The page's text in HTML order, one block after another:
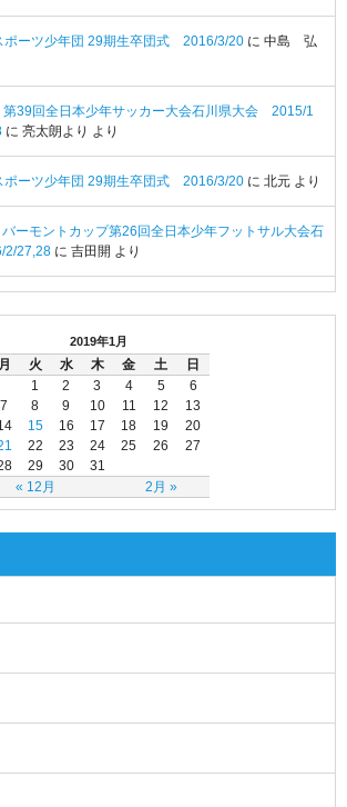
ポーツ少年団 29期生卒団式 2016/3/20 に 中島 弘
第39回全日本少年サッカー大会石川県大会 2015/1
に 亮太朗より より
ポーツ少年団 29期生卒団式 2016/3/20 に 北元 より
ーモントカップ第26回全日本少年フットサル大会石
2/27,28 に 吉田開 より
2019年1月
月 火 水 木 金 土 日
« 12月 2月 »
1 2 3 4 5
6
7
8 9 10 11 12
13
15 16 17 18 19
20
22 23 24 25 26
27
29 30 31